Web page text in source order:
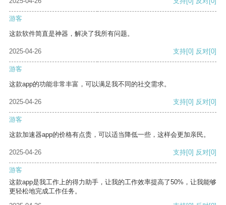
游客
这款软件简直是神器，解决了我所有问题。
2025-04-26 支持[0] 反对[0]
游客
这款app的功能非常丰富，可以满足我不同的社交需求。
2025-04-26 支持[0] 反对[0]
游客
这款加速器app的价格有点贵，可以适当降低一些，这样会更加亲民。
2025-04-26 支持[0] 反对[0]
游客
这款app是我工作上的得力助手，让我的工作效率提高了50%，让我能够
更轻松地完成工作任务。